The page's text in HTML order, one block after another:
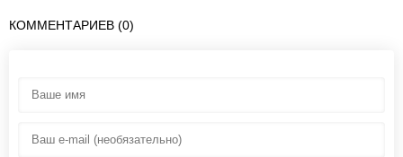
КОММЕНТАРИЕВ (0)